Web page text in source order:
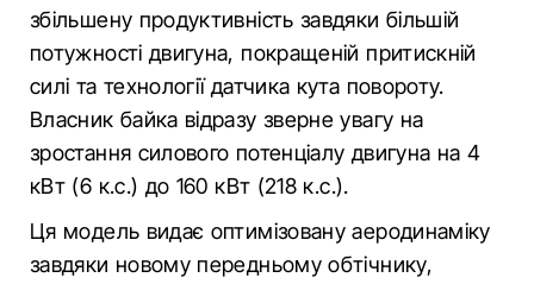
збільшену продуктивність завдяки більшій
потужності двигуна, покращеній притискній
силі та технології датчика кута повороту.
Власник байка відразу зверне увагу на
зростання силового потенціалу двигуна на 4
кВт (6 к.с.) до 160 кВт (218 к.с.).
Ця модель видає оптимізовану аеродинаміку
завдяки новому передньому обтічнику,